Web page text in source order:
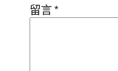
留言*